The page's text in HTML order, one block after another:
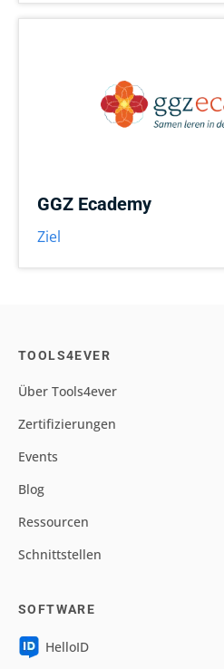
GGZ Ecademy
Ziel
TOOLS4EVER
Über Tools4ever
Zertifizierungen
Events
Blog
Ressourcen
Schnittstellen
SOFTWARE
HelloID